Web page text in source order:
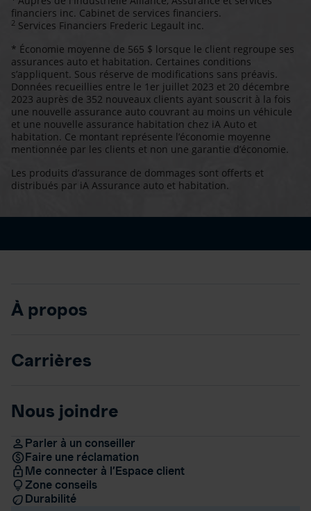
financiers inc. Cabinet de services financiers.
2 Services Financiers Frederic Legault inc.
* Économie moyenne de 565 $ lorsque le client regroupe ses
assurances auto et habitation. Certaines conditions
s’appliquent. Sous réserve de modifications sans préavis.
Données recueillies entre le 1er juillet 2023 et 20 décembre
2023 auprès de 352 nouveaux clients ayant souscrit à la fois
une nouvelle assurance auto couvrant au moins un véhicule
et une nouvelle assurance habitation chez iA Auto et
habitation. Ce montant représente l’économie moyenne
mentionnée par les clients et non une garantie d’économie.
Les produits d’assurance de dommages sont offerts et
distribués par iA Assurance auto et habitation.
À propos
Carrières
Nous joindre
Parler à un conseiller
Faire une réclamation
Me connecter à l’Espace client
Zone conseils
Durabilité